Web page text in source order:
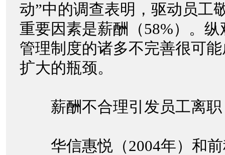
动”中的调查表明，驱动员工
重要因素是薪酬（58%）。
管理制度的诸多不完善很可
扩大的瓶颈。
薪酬不合理引发员工离
华信惠悦（2004年）和前